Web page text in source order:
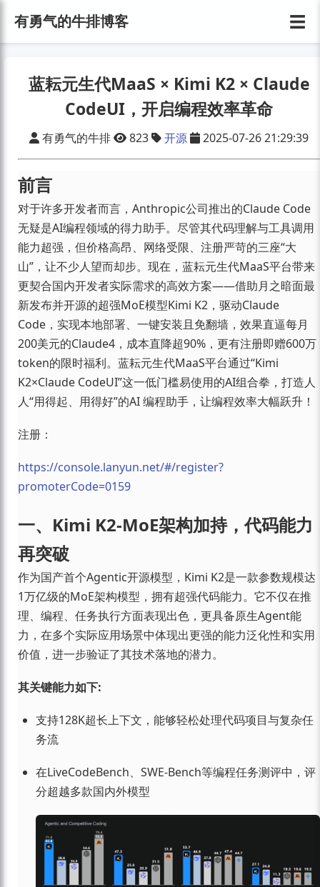
有勇气的牛排博客 ☰
蓝耘元生代MaaS × Kimi K2 × Claude
CodeUI，开启编程效率革命
有勇气的牛排 823 开源 2025-07-26 21:29:39
前言
对于许多开发者而言，Anthropic公司推出的Claude Code
无疑是AI编程领域的得力助手。尽管其代码理解与工具调用
能力超强，但价格高昂、网络受限、注册严苛的三座“大
山”，让不少人望而却步。现在，蓝耘元生代MaaS平台带来
更契合国内开发者实际需求的高效方案——借助月之暗面最
新发布并开源的超强MoE模型Kimi K2，驱动Claude
Code，实现本地部署、一键安装且免翻墙，效果直逼每月
200美元的Claude4，成本直降超90%，更有注册即赠600万
token的限时福利。蓝耘元生代MaaS平台通过“Kimi
K2×Claude CodeUI”这一低门槛易使用的AI组合拳，打造人
人“用得起、用得好”的AI 编程助手，让编程效率大幅跃升！
注册：
https://console.lanyun.net/#/register?
promoterCode=0159
一、Kimi K2-MoE架构加持，代码能力
再突破
作为国产首个Agentic开源模型，Kimi K2是一款参数规模达
1万亿级的MoE架构模型，拥有超强代码能力。它不仅在推
理、编程、任务执行方面表现出色，更具备原生Agent能
力，在多个实际应用场景中体现出更强的能力泛化性和实用
价值，进一步验证了其技术落地的潜力。
其关键能力如下:
支持128K超长上下文，能够轻松处理代码项目与复杂任
务流
在LiveCodeBench、SWE-Bench等编程任务测评中，评
分超越多款国内外模型